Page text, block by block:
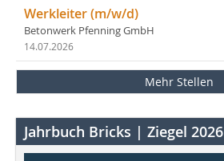
Werkleiter (m/w/d)
Betonwerk Pfenning GmbH
14.07.2026
Mehr Stellen
Jahrbuch Bricks | Ziegel 2026